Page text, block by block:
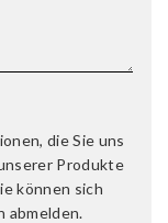
die Sie uns
Produkte
können sich
abmelden.